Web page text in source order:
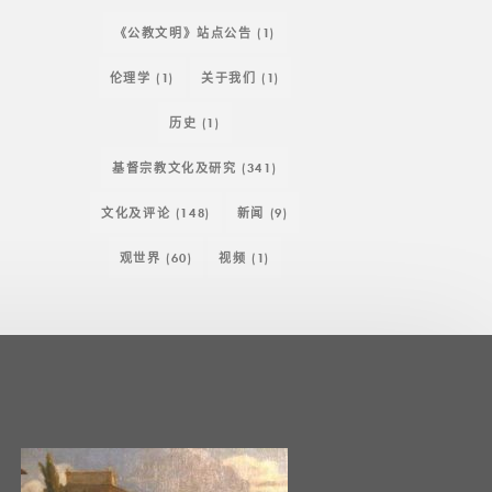
《公教文明》站点公告 (1)
伦理学 (1) 关于我们 (1)
历史 (1)
基督宗教文化及研究 (341)
文化及评论 (148) 新闻 (9)
观世界 (60) 视频 (1)